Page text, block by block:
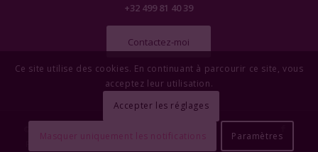
+32 499 81 40 39
Contactez-moi
Politique de Confidentialité
Ce site utilise des cookies. En continuant à parcourir ce site, vous
acceptez leur utilisation.
Accepter les réglages
Masquer uniquement les notifications Paramètres